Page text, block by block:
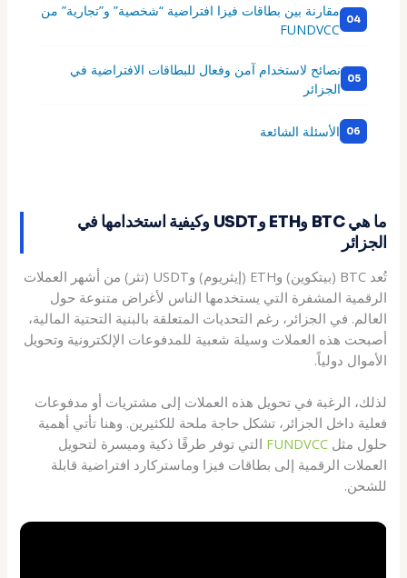
مقارنة بين بطاقات فيزا افتراضية “شخصية” و”تجارية” من
FUNDVCC
نصائح لاستخدام آمن وفعال للبطاقات الافتراضية في
الجزائر
الأسئلة الشائعة
ما هي BTC وETH وUSDT وكيفية استخدامها في
الجزائر
تُعد BTC (بيتكوين) وETH (إيثريوم) وUSDT (تثر) من أشهر العملات
الرقمية المشفرة التي يستخدمها الناس لأغراض متنوعة حول
العالم. في الجزائر، رغم التحديات المتعلقة بالبنية التحتية المالية،
أصبحت هذه العملات وسيلة شعبية للمدفوعات الإلكترونية وتحويل
الأموال دولياً.
لذلك، الرغبة في تحويل هذه العملات إلى مشتريات أو مدفوعات
فعلية داخل الجزائر، تشكل حاجة ملحة للكثيرين. وهنا تأتي أهمية
حلول مثلFUNDVCC التي توفر طرقًا ذكية وميسرة لتحويل
العملات الرقمية إلى بطاقات فيزا وماستركارد افتراضية قابلة
للشحن.